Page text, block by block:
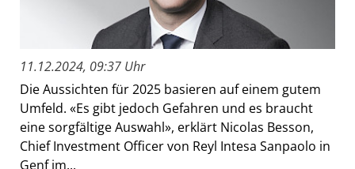
11.12.2024, 09:37 Uhr
Die Aussichten für 2025 basieren auf einem gutem
Umfeld. «Es gibt jedoch Gefahren und es braucht
eine sorgfältige Auswahl», erklärt Nicolas Besson,
Chief Investment Officer von Reyl Intesa Sanpaolo in
Genf im...